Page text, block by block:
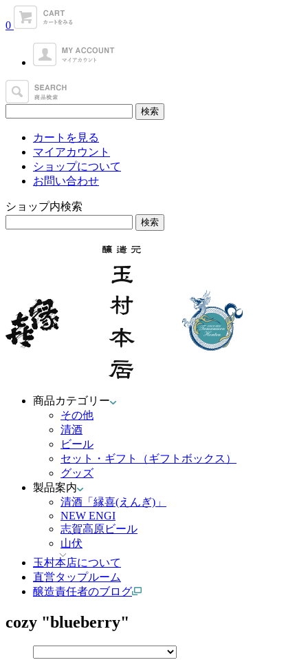
0
カートを見る
マイアカウント
ショップについて
お問い合わせ
ショップ内検索
商品カテゴリー
その他
清酒
ビール
セット・ギフト（ギフトボックス）
グッズ
製品案内
清酒「縁喜(えんぎ)」
NEW ENGI
志賀高原ビール
山伏
玉村本店について
直営タップルーム
醸造責任者のブログ
cozy "blueberry"